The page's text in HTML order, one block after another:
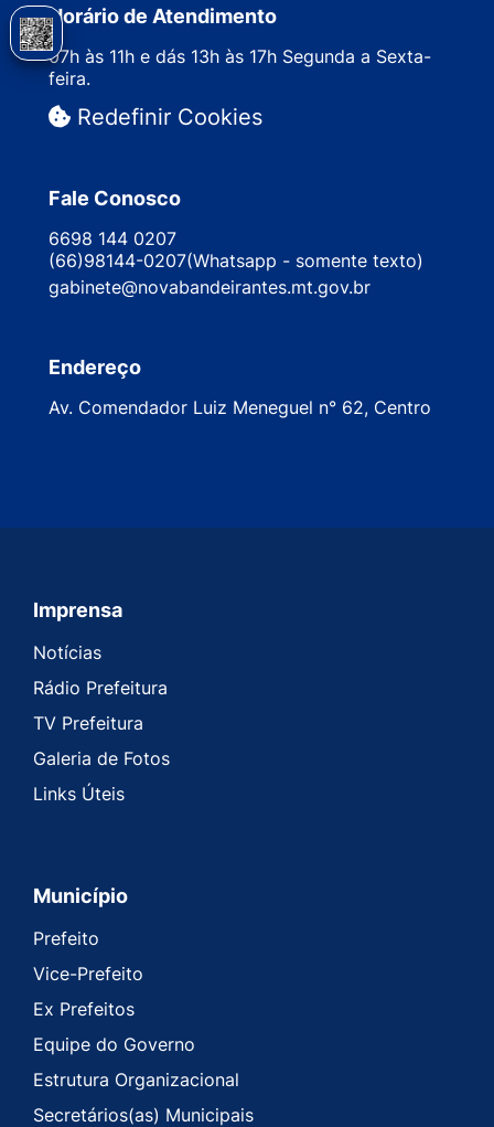
Horário de Atendimento
07h às 11h e dás 13h às 17h Segunda a Sexta-
feira.
Redefinir Cookies
Fale Conosco
6698 144 0207
(66)98144-0207(Whatsapp - somente texto)
gabinete@novabandeirantes.mt.gov.br
Endereço
Av. Comendador Luiz Meneguel n° 62, Centro
Seção do Rodapé e Contato
Imprensa
Notícias
Rádio Prefeitura
TV Prefeitura
Galeria de Fotos
Links Úteis
Município
Prefeito
Vice-Prefeito
Ex Prefeitos
Equipe do Governo
Estrutura Organizacional
Secretários(as) Municipais